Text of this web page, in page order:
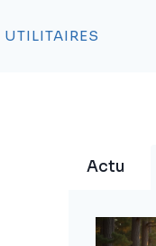
UTILITAIRES
Actu